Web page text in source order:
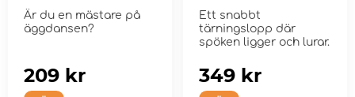
Är du en mästare på
äggdansen?
209 kr
Ett snabbt
tärningslopp där
spöken ligger och lurar.
349 kr